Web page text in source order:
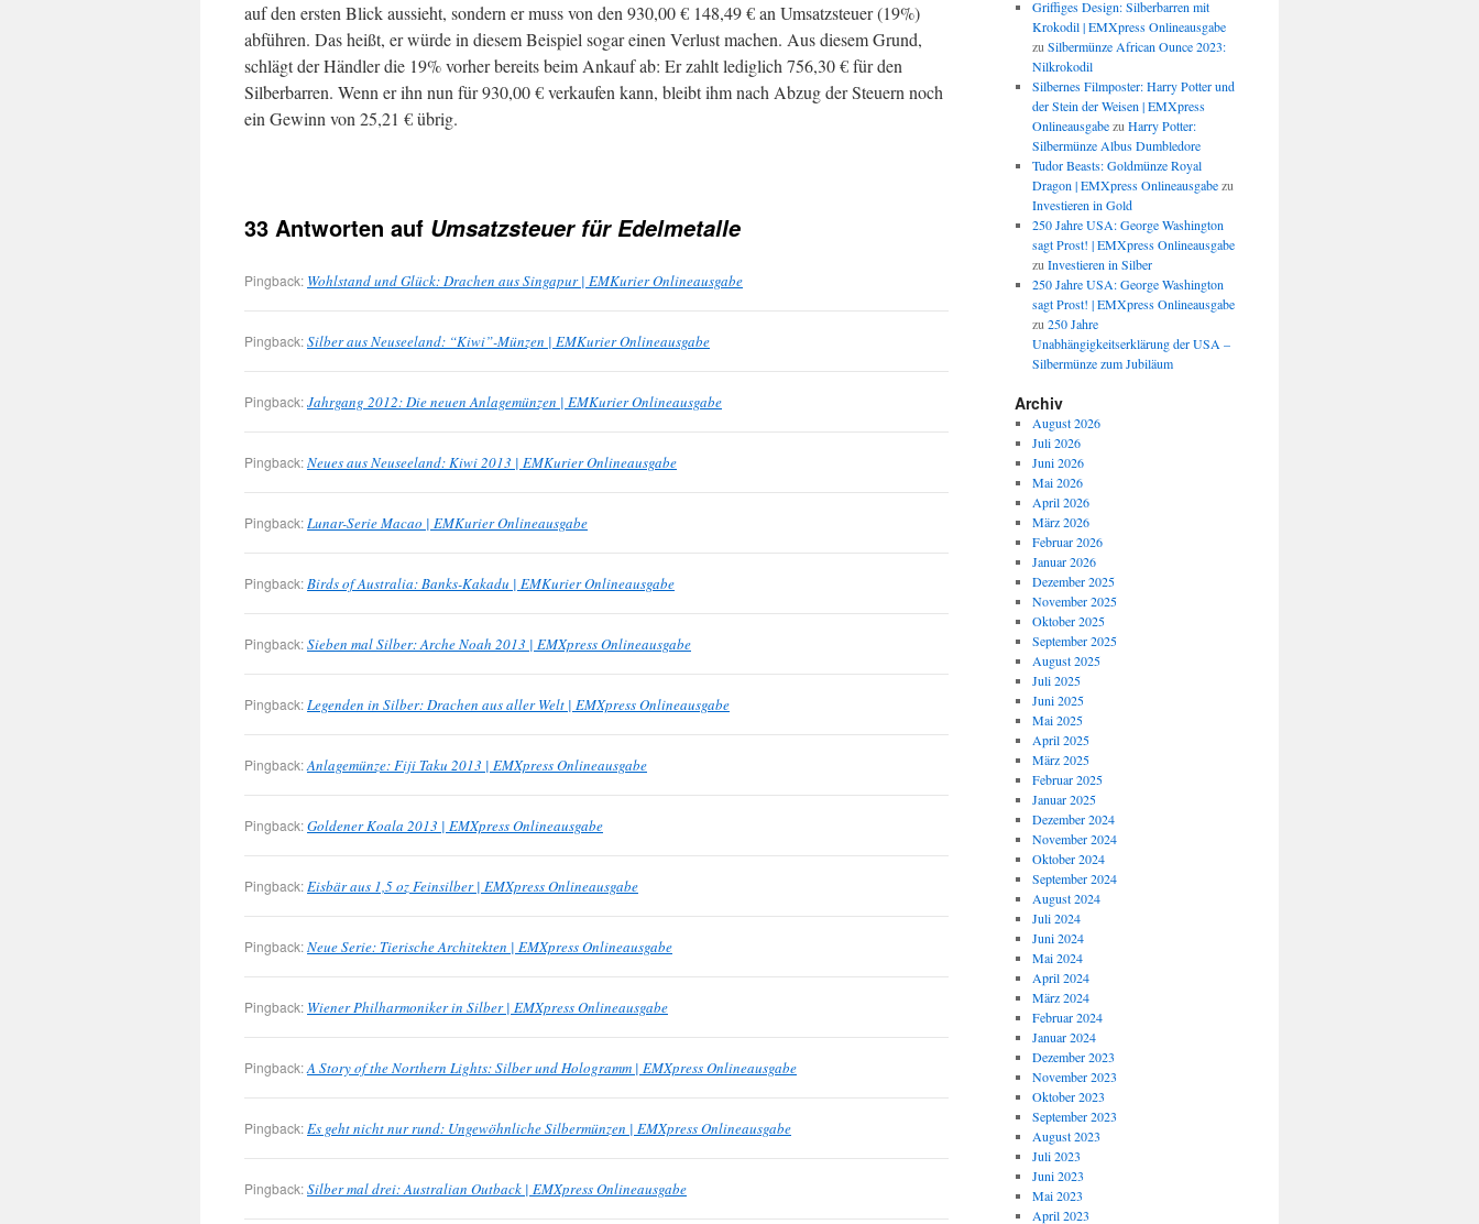
auf den ersten Blick aussieht, sondern er muss von den 930,00 € 148,49 € an Umsatzsteuer (19%)
abführen. Das heißt, er würde in diesem Beispiel sogar einen Verlust machen. Aus diesem Grund,
schlägt der Händler die 19% vorher bereits beim Ankauf ab: Er zahlt lediglich 756,30 € für den
Silberbarren. Wenn er ihn nun für 930,00 € verkaufen kann, bleibt ihm nach Abzug der Steuern noch
ein Gewinn von 25,21 € übrig.
33 Antworten auf Umsatzsteuer für Edelmetalle
Pingback: Wohlstand und Glück: Drachen aus Singapur | EMKurier Onlineausgabe
Pingback:Silber aus Neuseeland: “Kiwi”-Münzen | EMKurier Onlineausgabe
Pingback:Jahrgang 2012: Die neuen Anlagemünzen | EMKurier Onlineausgabe
Pingback:Neues aus Neuseeland: Kiwi 2013 | EMKurier Onlineausgabe
Pingback:Lunar-Serie Macao | EMKurier Onlineausgabe
Pingback:Birds of Australia: Banks-Kakadu | EMKurier Onlineausgabe
Pingback:Sieben mal Silber: Arche Noah 2013 | EMXpress Onlineausgabe
Pingback:Legenden in Silber: Drachen aus aller Welt | EMXpress Onlineausgabe
Pingback:Anlagemünze: Fiji Taku 2013 | EMXpress Onlineausgabe
Pingback:Goldener Koala 2013 | EMXpress Onlineausgabe
Pingback:Eisbär aus 1,5 oz Feinsilber | EMXpress Onlineausgabe
Pingback:Neue Serie: Tierische Architekten | EMXpress Onlineausgabe
Pingback: Wiener Philharmoniker in Silber | EMXpress Onlineausgabe
Pingback:A Story of the Northern Lights: Silber und Hologramm | EMXpress Onlineausgabe
Pingback:Es geht nicht nur rund: Ungewöhnliche Silbermünzen | EMXpress Onlineausgabe
Pingback:Silber mal drei: Australian Outback | EMXpress Onlineausgabe
Griffiges Design: Silberbarren mit
Krokodil | EMXpress Onlineausgabe
zu Silbermünze African Ounce 2023:
Nilkrokodil
Silbernes Filmposter: Harry Potter und
der Stein der Weisen | EMXpress
Onlineausgabezu Harry Potter:
Silbermünze Albus Dumbledore
Tudor Beasts: Goldmünze Royal
Dragon | EMXpress Onlineausgabezu
Investieren in Gold
250 Jahre USA: George Washington
sagt Prost! | EMXpress Onlineausgabe
zu Investieren in Silber
250 Jahre USA: George Washington
sagt Prost! | EMXpress Onlineausgabe
zu 250 Jahre
Unabhängigkeitserklärung der USA –
Silbermünze zum Jubiläum
Archiv
August 2026
Juli 2026
Juni 2026
Mai 2026
April 2026
März 2026
Februar 2026
Januar 2026
Dezember 2025
November 2025
Oktober 2025
September 2025
August 2025
Juli 2025
Juni 2025
Mai 2025
April 2025
März 2025
Februar 2025
Januar 2025
Dezember 2024
November 2024
Oktober 2024
September 2024
August 2024
Juli 2024
Juni 2024
Mai 2024
April 2024
März 2024
Februar 2024
Januar 2024
Dezember 2023
November 2023
Oktober 2023
September 2023
August 2023
Juli 2023
Juni 2023
Mai 2023
April 2023